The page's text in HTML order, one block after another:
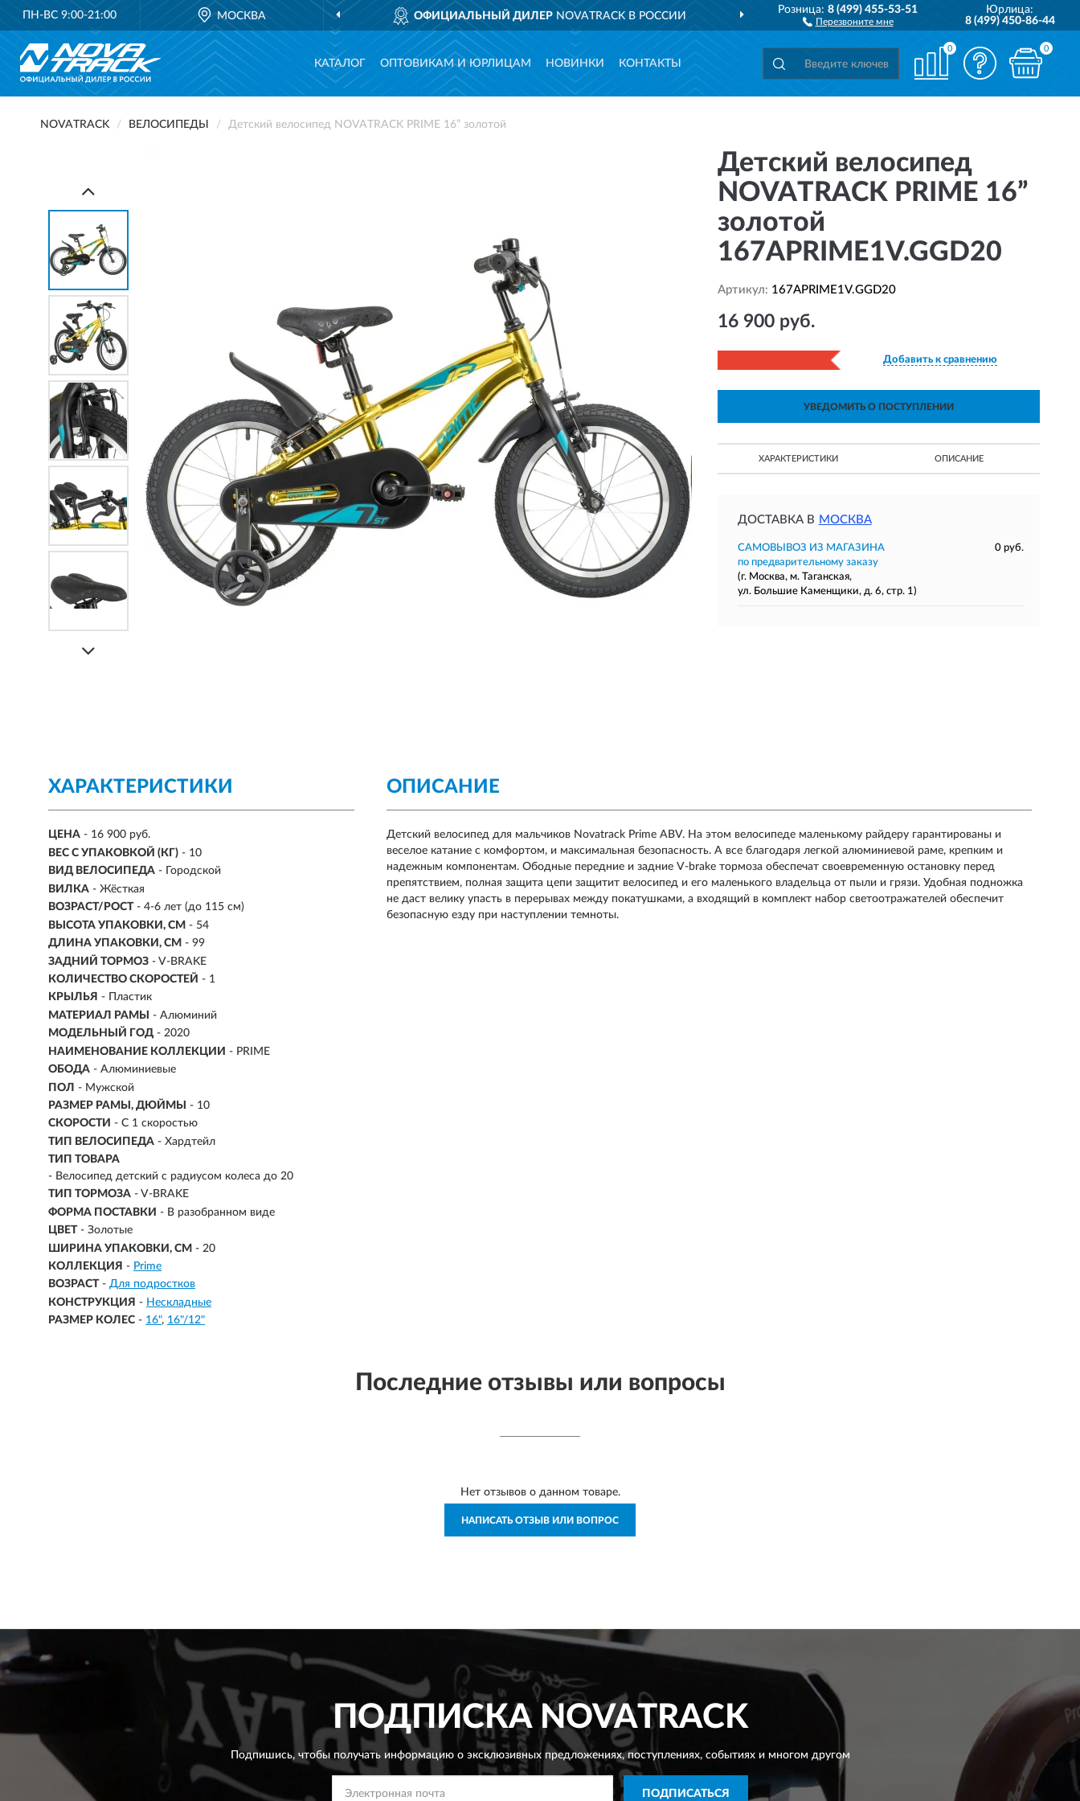
ПН-ВС 9:00-21:00 МОСКВА ОФИЦИАЛЬНЫЙ ДИЛЕРNOVATRACK В РОССИИ ДОСТАВИМ ПО ВСЕЙ РОССИИ
Розница:8 (499) 455-53-51
Перезвоните мне
Юрлица:
8 (499) 450-86-44
КАТАЛОГ ОПТОВИКАМ И ЮРЛИЦАМ НОВИНКИ КОНТАКТЫ
0 0
NOVATRACK ВЕЛОСИПЕДЫ Детский велосипед NOVATRACK PRIME 16” золотой
Детский велосипед
NOVATRACK PRIME 16”
золотой
167APRIME1V.GGD20
Артикул: 167APRIME1V.GGD20
16 900 руб.
Добавить к сравнению
УВЕДОМИТЬ О ПОСТУПЛЕНИИ
ХАРАКТЕРИСТИКИ ОПИСАНИЕ
ДОСТАВКА В МОСКВА
САМОВЫВОЗ ИЗ МАГАЗИНА
0 руб.
по предварительному заказу
(г. Москва, м. Таганская,
ул. Большие Каменщики, д. 6, стр. 1)
ХАРАКТЕРИСТИКИ
ЦЕНА - 16 900 руб.
ВЕС С УПАКОВКОЙ (КГ) - 10
ВИД ВЕЛОСИПЕДА - Городской
ВИЛКА - Жёсткая
ВОЗРАСТ/РОСТ - 4-6 лет (до 115 см)
ВЫСОТА УПАКОВКИ, СМ - 54
ДЛИНА УПАКОВКИ, СМ - 99
ЗАДНИЙ ТОРМОЗ - V-BRAKE
КОЛИЧЕСТВО СКОРОСТЕЙ - 1
КРЫЛЬЯ - Пластик
МАТЕРИАЛ РАМЫ
- Алюминий
МОДЕЛЬНЫЙ ГОД - 2020
НАИМЕНОВАНИЕ КОЛЛЕКЦИИ - PRIME
ОБОДА - Алюминиевые
ПОЛ - Мужской
РАЗМЕР РАМЫ, ДЮЙМЫ
- 10
СКОРОСТИ - С 1 скоростью
ТИП ВЕЛОСИПЕДА - Хардтейл
ТИП ТОВАРА
- Велосипед детский с радиусом колеса до 20
ТИП ТОРМОЗА - V-BRAKE
ФОРМА ПОСТАВКИ - В разобранном виде
ЦВЕТ - Золотые
ШИРИНА УПАКОВКИ, СМ - 20
КОЛЛЕКЦИЯ - Prime
ВОЗРАСТ - Для подростков
КОНСТРУКЦИЯ - Нескладные
РАЗМЕР КОЛЕС - 16" 16"/12"
ОПИСАНИЕ
Детский велосипед для мальчиков Novatrack Prime ABV. На этом велосипеде маленькому райдеру гарантированы и
веселое катание с комфортом, и максимальная безопасность. А все благодаря легкой алюминиевой раме, крепким и
надежным компонентам. Ободные передние и задние V-brake тормоза обеспечат своевременную остановку перед
препятствием, полная защита цепи защитит велосипед и его маленького владельца от пыли и грязи. Удобная подножка
не даст велику упасть в перерывах между покатушками, а входящий в комплект набор светоотражателей обеспечит
безопасную езду при наступлении темноты.
Последние отзывы или вопросы
Нет отзывов о данном товаре.
НАПИСАТЬ ОТЗЫВ ИЛИ ВОПРОС
ПОДПИСКАNOVATRACK
Подпишись, чтобы получать информацию о эксклюзивных предложениях,поступлениях, событиях и многом другом
ПОДПИСАТЬСЯ